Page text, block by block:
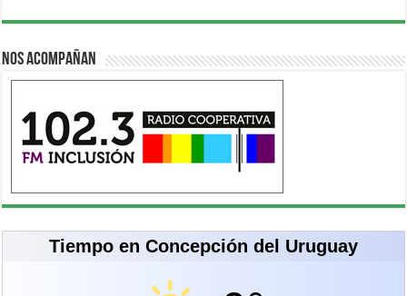
Nos acompañan
Tiempo en Concepción del Uruguay